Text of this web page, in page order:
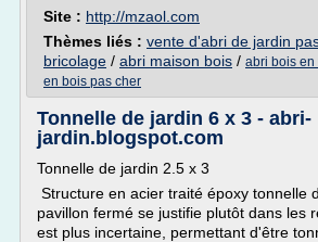
Site : http://mzaol.com
Thèmes liés : vente d'abri de jardin
bricolage / abri maison bois / abri bois en
en bois pas cher
Tonnelle de jardin 6 x 3 - abri-
jardin.blogspot.com
Tonnelle de jardin 2.5 x 3
Structure en acier traité époxy tonnelle
pavillon fermé se justifie plutôt dans les
est plus incertaine, permettant d'être